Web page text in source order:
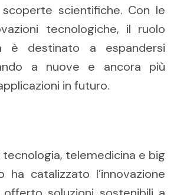
scientifiche. Con le
tecnologiche, il ruolo
è destinato a espandersi
a nuove e ancora più
in futuro.
tecnologia, telemedicina e big
ha catalizzato l’innovazione